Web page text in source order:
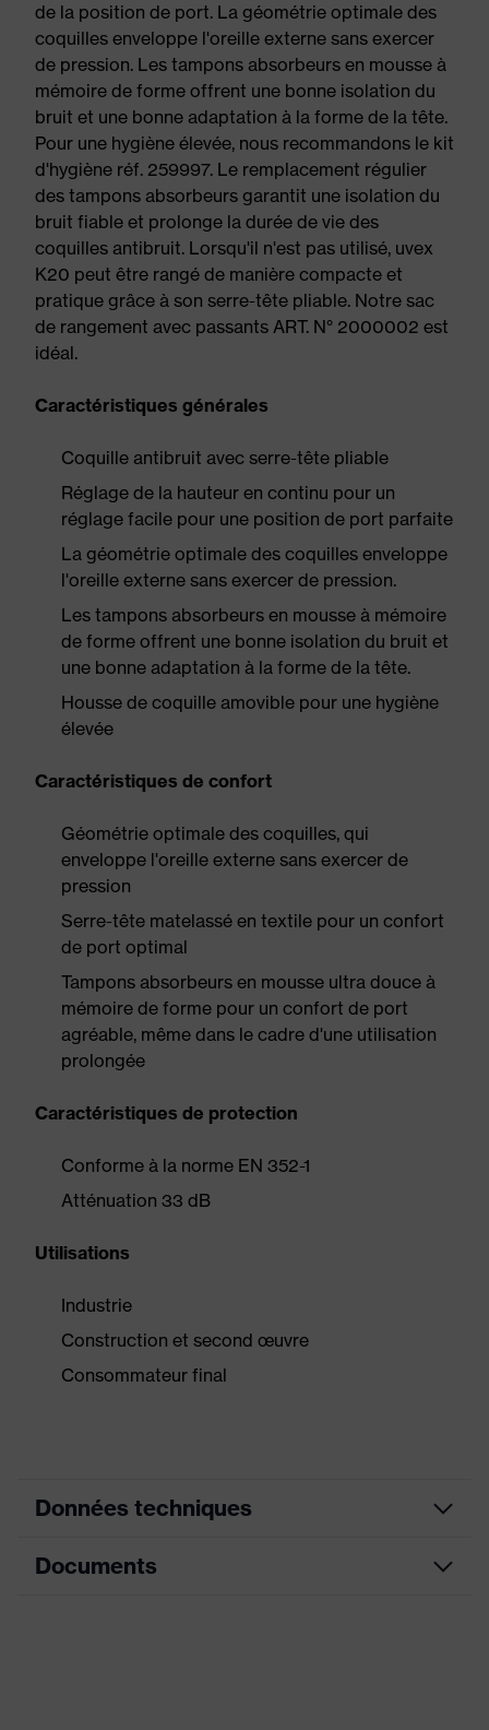
de la position de port. La géométrie optimale des
coquilles enveloppe l'oreille externe sans exercer
de pression. Les tampons absorbeurs en mousse à
mémoire de forme offrent une bonne isolation du
bruit et une bonne adaptation à la forme de la tête.
Pour une hygiène élevée, nous recommandons le kit
d'hygiène réf. 259997. Le remplacement régulier
des tampons absorbeurs garantit une isolation du
bruit fiable et prolonge la durée de vie des
coquilles antibruit. Lorsqu'il n'est pas utilisé, uvex
K20 peut être rangé de manière compacte et
pratique grâce à son serre-tête pliable. Notre sac
de rangement avec passants ART. N° 2000002 est
idéal.
Caractéristiques générales
Coquille antibruit avec serre-tête pliable
Réglage de la hauteur en continu pour un
réglage facile pour une position de port parfaite
La géométrie optimale des coquilles enveloppe
l'oreille externe sans exercer de pression.
Les tampons absorbeurs en mousse à mémoire
de forme offrent une bonne isolation du bruit et
une bonne adaptation à la forme de la tête.
Housse de coquille amovible pour une hygiène
élevée
Caractéristiques de confort
Géométrie optimale des coquilles, qui
enveloppe l'oreille externe sans exercer de
pression
Serre-tête matelassé en textile pour un confort
de port optimal
Tampons absorbeurs en mousse ultra douce à
mémoire de forme pour un confort de port
agréable, même dans le cadre d'une utilisation
prolongée
Caractéristiques de protection
Conforme à la norme EN 352-1
Atténuation 33 dB
Utilisations
Industrie
Construction et second œuvre
Consommateur final
Données techniques
couleur de recherche
Documents